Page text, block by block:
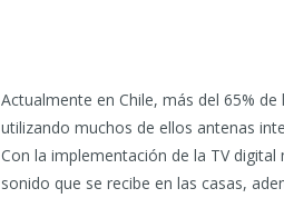
Actualmente en Chile, más del 65%
utilizando muchos de ellos antenas
Con la implementación de la TV
sonido que se recibe en las casas,